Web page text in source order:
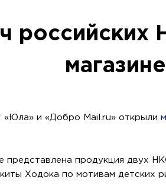
российских
«Юла» и «Добро Mail.ru» открыли
представлена продукция двух
Ходока по мотивам детских